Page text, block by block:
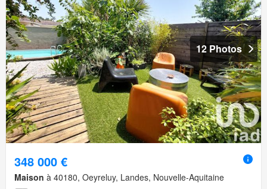
12 Photos
348 000 €
Maison à 40180, Oeyreluy, Landes, Nouvelle-Aquitaine